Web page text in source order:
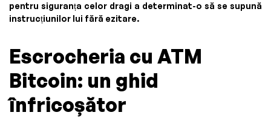
pentru siguranța celor dragi a determinat-o să se supună
instrucțiunilor lui fără ezitare.
Escrocheria cu ATM
Bitcoin: un ghid
înfricoșător